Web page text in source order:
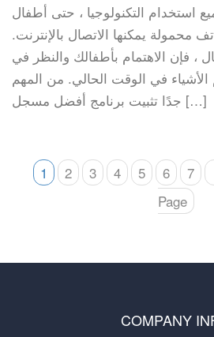
استخدام التكنولوجيا ، حتى أطفال
محمولة يمكنها الاتصال بالإنترنت.
، فإن الاهتمام بأطفالك والنظر في
في الوقت الحالي. من المهم
جدًا تثبيت برنامج أفضل مسجل […]
1 2 3 4 5 6 7
Page
COMPANY